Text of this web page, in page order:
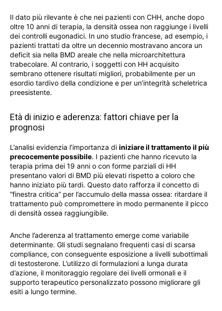
Il dato più rilevante è che nei pazienti con CHH, anche dopo
oltre 10 anni di terapia, la densità ossea non raggiunge i livelli
dei controlli eugonadici. In uno studio francese, ad esempio, i
pazienti trattati da oltre un decennio mostravano ancora un
deficit sia nella BMD areale che nella microarchitettura
trabecolare. Al contrario, i soggetti con HH acquisito
sembrano ottenere risultati migliori, probabilmente per un
esordio tardivo della condizione e per un’integrità scheletrica
preesistente.
Età di inizio e aderenza: fattori chiave per la
prognosi
L’analisi evidenzia l’importanza di iniziare il trattamento il più
precocemente possibile. I pazienti che hanno ricevuto la
terapia prima dei 19 anni o con forme parziali di HH
presentano valori di BMD più elevati rispetto a coloro che
hanno iniziato più tardi. Questo dato rafforza il concetto di
“finestra critica” per l’accumulo della massa ossea: ritardare il
trattamento può compromettere in modo permanente il picco
di densità ossea raggiungibile.
Anche l’aderenza al trattamento emerge come variabile
determinante. Gli studi segnalano frequenti casi di scarsa
compliance, con conseguente esposizione a livelli subottimali
di testosterone. L’utilizzo di formulazioni a lunga durata
d’azione, il monitoraggio regolare dei livelli ormonali e il
supporto terapeutico personalizzato possono migliorare gli
esiti a lungo termine.